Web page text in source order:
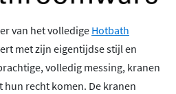
van het volledige Hotbath
met zijn eigentijdse stijl en
volledig messing, kranen
recht komen. De kranen